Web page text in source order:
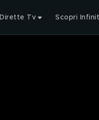
Dirette Tv Scopri